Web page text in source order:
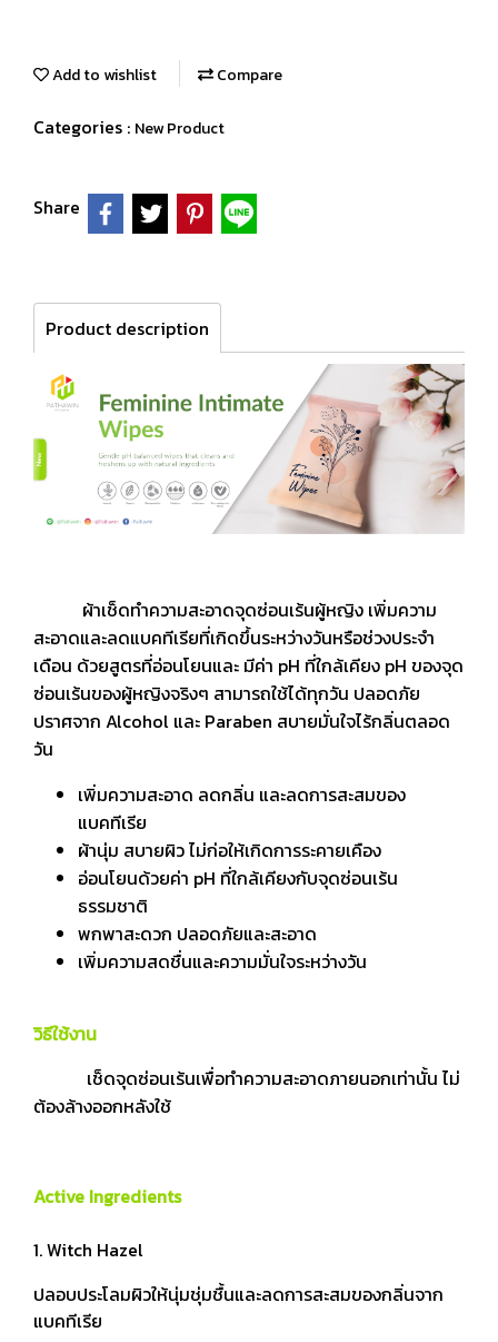
Add to wishlist Compare
Categories : New Product
Share
Product description
ผ้าเช็ดทำความสะอาดจุดซ่อนเร้นผู้หญิง เพิ่มความ
สะอาดและลดแบคทีเรียที่เกิดขึ้นระหว่างวันหรือช่วงประจำ
เดือน ด้วยสูตรที่อ่อนโยนและ มีค่า pH ที่ใกล้เคียง pH ของจุด
ซ่อนเร้นของผู้หญิงจริงๆ สามารถใช้ได้ทุกวัน ปลอดภัย
ปราศจาก Alcohol และ Paraben สบายมั่นใจไร้กลิ่นตลอด
วัน
เพิ่มความสะอาด ลดกลิ่น และลดการสะสมของ
แบคทีเรีย
ผ้านุ่ม สบายผิว ไม่ก่อให้เกิดการระคายเคือง
อ่อนโยนด้วยค่า pH ที่ใกล้เคียงกับจุดซ่อนเร้น
ธรรมชาติ
พกพาสะดวก ปลอดภัยและสะอาด
เพิ่มความสดชื่นและความมั่นใจระหว่างวัน
วิธีใช้งาน
เช็ดจุดซ่อนเร้นเพื่อทำความสะอาดภายนอกเท่านั้น ไม่
ต้องล้างออกหลังใช้
Active Ingredients
1. Witch Hazel
ปลอบประโลมผิวให้นุ่มชุ่มชื้นและลดการสะสมของกลิ่นจาก
แบคทีเรีย